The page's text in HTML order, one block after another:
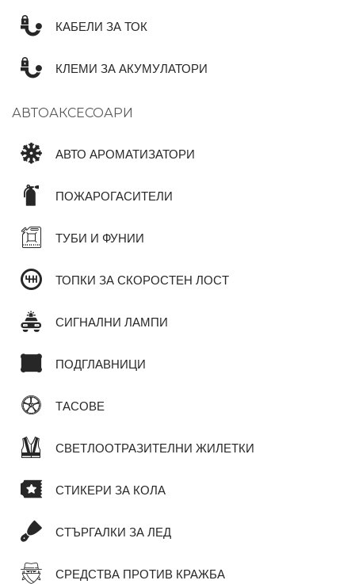
КАБЕЛИ ЗА ТОК
КЛЕМИ ЗА АКУМУЛАТОРИ
АВТОАКСЕСОАРИ
АВТО АРОМАТИЗАТОРИ
ПОЖАРОГАСИТЕЛИ
ТУБИ И ФУНИИ
ТОПКИ ЗА СКОРОСТЕН ЛОСТ
СИГНАЛНИ ЛАМПИ
ПОДГЛАВНИЦИ
ТАСОВЕ
СВЕТЛООТРАЗИТЕЛНИ ЖИЛЕТКИ
СТИКЕРИ ЗА КОЛА
СТЪРГАЛКИ ЗА ЛЕД
СРЕДСТВА ПРОТИВ КРАЖБА